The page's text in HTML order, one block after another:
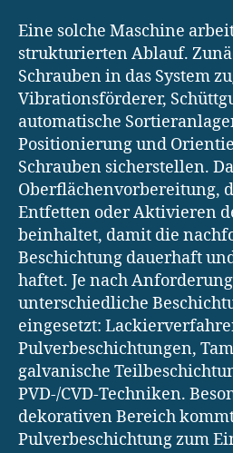
Eine solche Maschine
strukturierten Ablauf.
Schrauben in das System
Vibrationsförderer,
automatische
Positionierung und
Schrauben sicherstellen.
Oberflächenvorbereitung,
Entfetten oder Aktivieren
beinhaltet, damit die
Beschichtung dauerhaft
haftet. Je nach
unterschiedliche
eingesetzt:
Pulverbeschichtungen,
galvanische
PVD-/CVD-Techniken.
dekorativen Bereich
Pulverbeschichtung zum